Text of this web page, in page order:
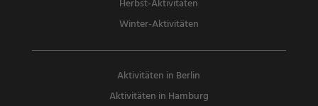
Herbst-Aktivitäten
Winter-Aktivitäten
Aktivitäten in Berlin
Aktivitäten in Hamburg